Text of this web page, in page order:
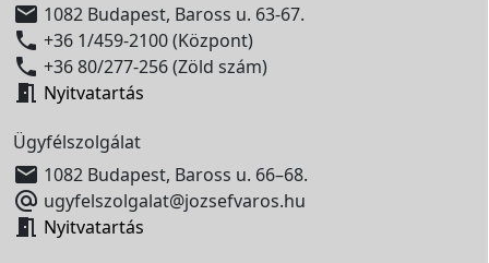
 1082 Budapest, Baross u. 63-67.
 +36 1/459-2100 (Központ)
 +36 80/277-256 (Zöld szám)
 Nyitvatartás
Ügyfélszolgálat
 1082 Budapest, Baross u. 66–68.
 ugyfelszolgalat@jozsefvaros.hu
 Nyitvatartás